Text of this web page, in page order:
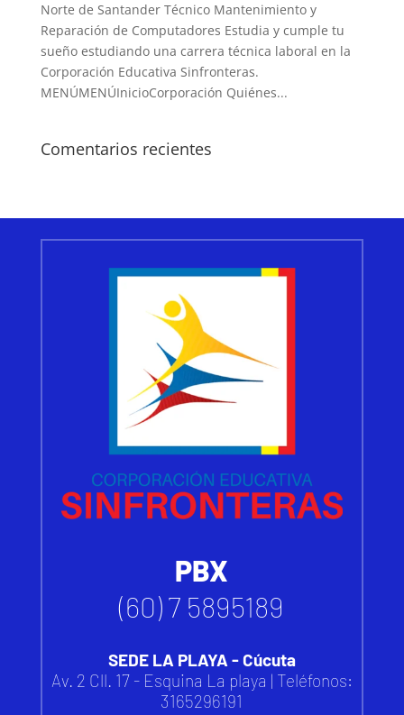
Norte de Santander Técnico Mantenimiento y
Reparación de Computadores Estudia y cumple tu
sueño estudiando una carrera técnica laboral en la
Corporación Educativa Sinfronteras.
MENÚMENÚInicioCorporación Quiénes...
Comentarios recientes
PBX
(60) 7 5895189
SEDE LA PLAYA - Cúcuta
Av. 2 Cll. 17 - Esquina La playa | Teléfonos:
3165296191